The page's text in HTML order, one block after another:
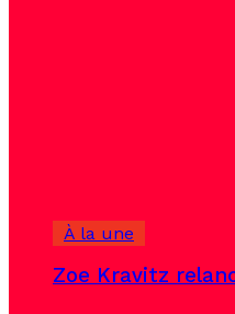
À la une
Zoe Kravitz